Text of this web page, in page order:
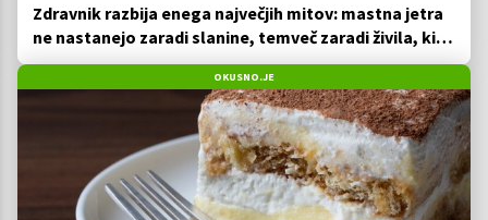
Zdravnik razbija enega največjih mitov: mastna jetra
ne nastanejo zaradi slanine, temveč zaradi živila, ki
ga imamo vsi radi
OKUSNO.JE